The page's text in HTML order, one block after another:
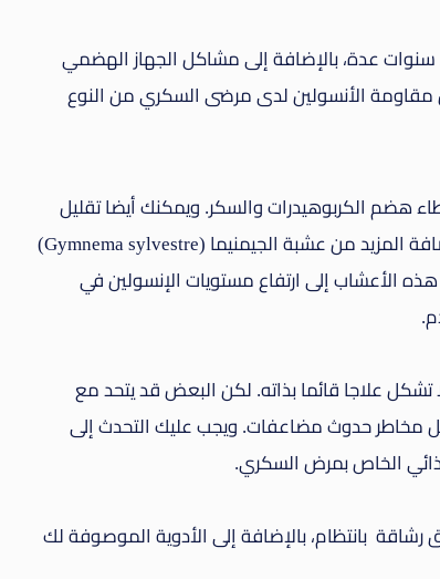
عدة، بالإضافة إلى مشاكل الجهاز الهضمي
مقاومة الأنسولين لدى مرضى السكري من النوع
هضم الكربوهيدرات والسكر. ويمكنك أيضا تقليل
خطر الإصابة بأعراض مرض السكري عن طريق إضافة المزيد من عشبة الجيمنيما (Gymnema sylvestre)
الأعشاب إلى ارتفاع مستويات الإنسولين في
علاجا قائما بذاته. لكن البعض قد يتحد مع
مخاطر حدوث مضاعفات. ويجب عليك التحدث إلى
الخاص بمرض السكري.
بانتظام، بالإضافة إلى الأدوية الموصوفة لك